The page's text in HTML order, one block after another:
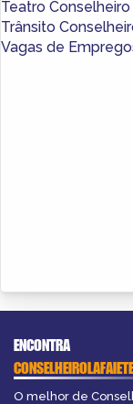
Teatro
Trânsito
Vagas de
ENCONTRA
CONSELHEIROLAFAIETE
O melhor de